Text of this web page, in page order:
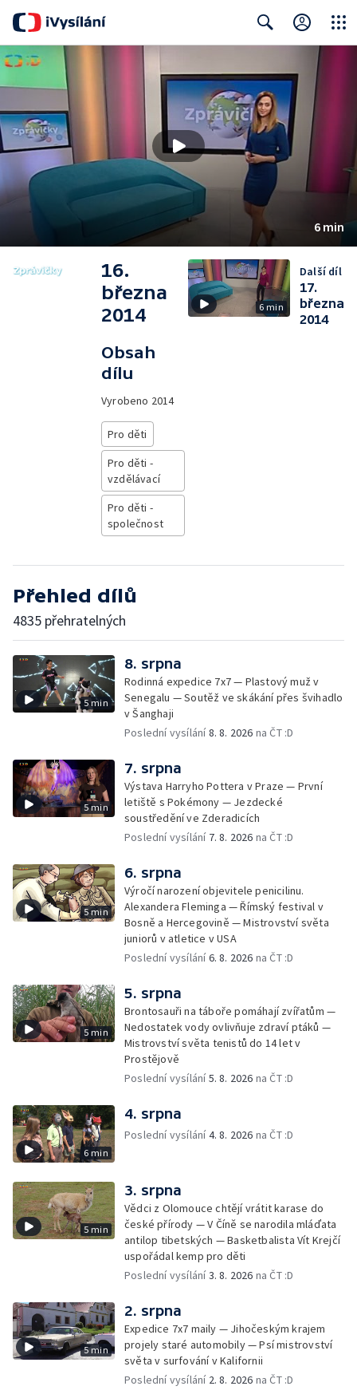
6 min
16.
března
2014
Obsah
dílu
Vyrobeno 2014
Pro děti
Pro děti -
vzdělávací
Pro děti -
společnost
6 min
Další díl
17.
března
2014
Přehled dílů
4835 přehratelných
5 min
8. srpna
Rodinná expedice 7x7 — Plastový muž v
Senegalu — Soutěž ve skákání přes švihadlo
v Šanghaji
Poslední vysílání8. 8. 2026 na ČT :D
5 min
7. srpna
Výstava Harryho Pottera v Praze — První
letiště s Pokémony — Jezdecké
soustředění ve Zderadicích
Poslední vysílání 7. 8. 2026 na ČT :D
5 min
6. srpna
Výročí narození objevitele penicilinu.
Alexandera Fleminga — Římský festival v
Bosně a Hercegovině — Mistrovství světa
juniorů v atletice v USA
Poslední vysílání6. 8. 2026 na ČT :D
5 min
5. srpna
Brontosauři na táboře pomáhají zvířatům —
Nedostatek vody ovlivňuje zdraví ptáků —
Mistrovství světa tenistů do 14 let v
Prostějově
Poslední vysílání5. 8. 2026 na ČT :D
6 min
4. srpna
Poslední vysílání4. 8. 2026 na ČT :D
5 min
3. srpna
Vědci z Olomouce chtějí vrátit karase do
české přírody — V Číně se narodila mláďata
antilop tibetských — Basketbalista Vít Krejčí
uspořádal kemp pro děti
Poslední vysílání3. 8. 2026 na ČT :D
5 min
2. srpna
Expedice 7x7 maily — Jihočeským krajem
projely staré automobily — Psí mistrovství
světa v surfování v Kalifornii
Poslední vysílání 2. 8. 2026 na ČT :D